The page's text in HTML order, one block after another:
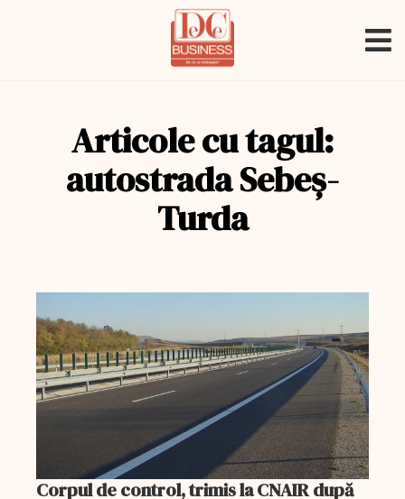
Articole cu tagul:
autostrada Sebeș-
Turda
Corpul de control, trimis la CNAIR după